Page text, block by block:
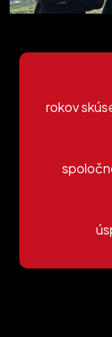
rokov